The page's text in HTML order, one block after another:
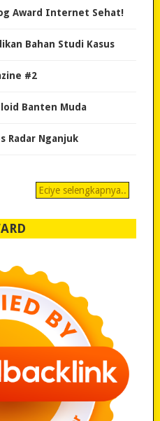
Award Internet Sehat!
Bahan Studi Kasus
#2
Banten Muda
Radar Nganjuk
Eciye selengkapnya..